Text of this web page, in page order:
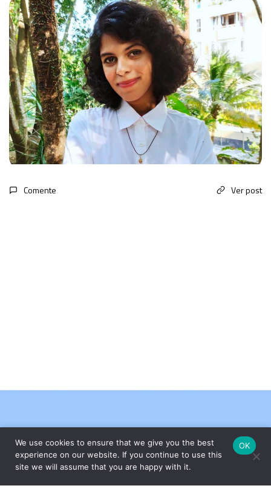
Comente Ver post
FEITO COM CARINHO PELA
We use cookies to ensure that we give you the best
experience on our website. If you continue to use this
site we will assume that you are happy with it.
OK